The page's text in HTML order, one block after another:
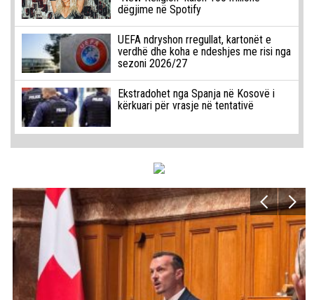
dëgjime në Spotify
UEFA ndryshon rregullat, kartonët e
verdhë dhe koha e ndeshjes me risi nga
sezoni 2026/27
Ekstradohet nga Spanja në Kosovë i
kërkuari për vrasje në tentativë